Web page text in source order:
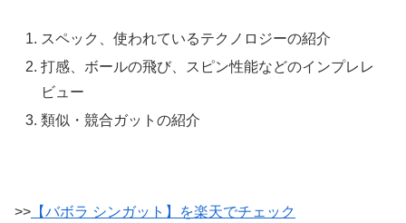
スペック、使われているテクノロジーの紹介
打感、ボールの飛び、スピン性能などのインプレレ
ビュー
類似・競合ガットの紹介
>> 【バボラ シンガット】を楽天でチェック